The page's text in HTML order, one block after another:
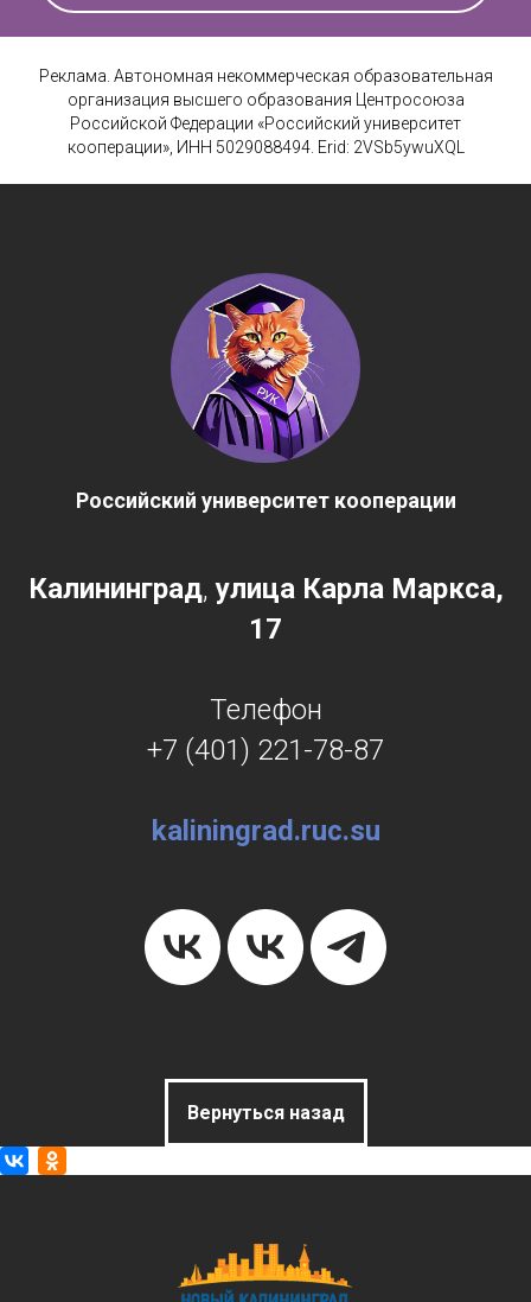
Реклама. Автономная некоммерческая образовательная
организация высшего образования Центросоюза
Российской Федерации «Российский университет
кооперации», ИНН 5029088494. Erid: 2VSb5ywuXQL
Российский университет кооперации
Калининград,улица Карла Маркса,
17
Телефон
+7 (401) 221-78-87
kaliningrad.ruc.su
Вернуться назад